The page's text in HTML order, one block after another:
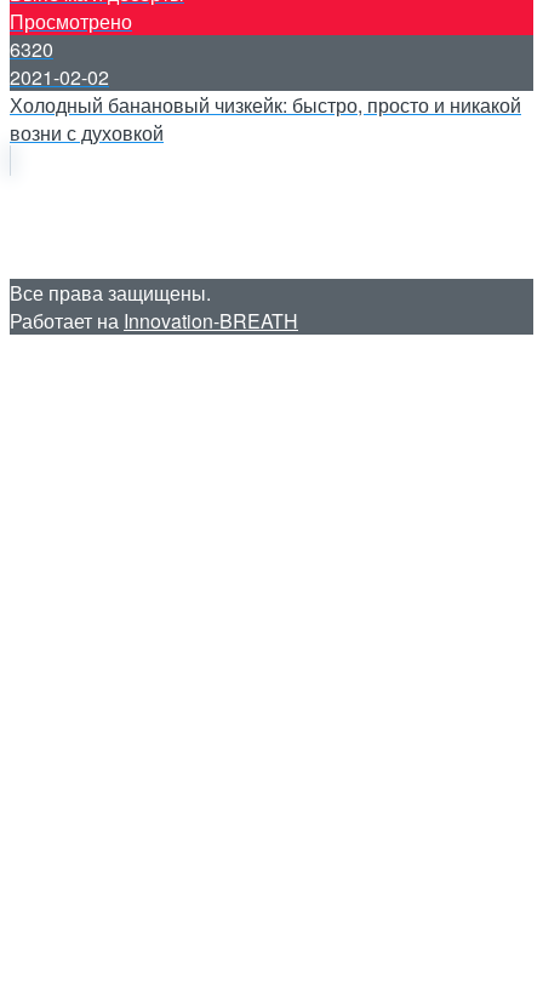
Просмотрено
6320
2021-02-02
Холодный банановый чизкейк: быстро, просто и никакой
возни с духовкой
Все права защищены.
Работает на Innovation-BREATH